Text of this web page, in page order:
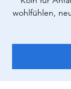
wohlfühlen,